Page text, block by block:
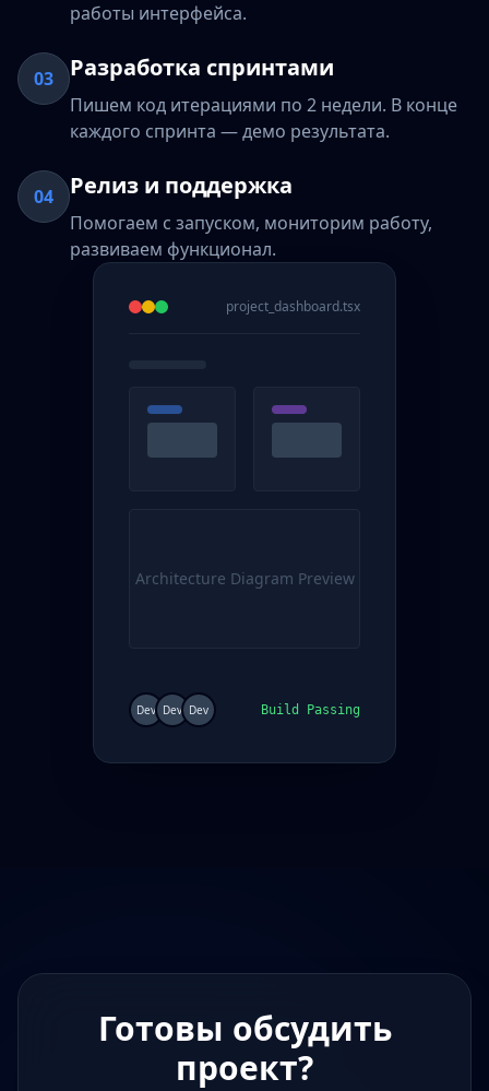
работы интерфейса.
03 Разработка спринтами
Пишем код итерациями по 2 недели. В конце
каждого спринта — демо результата.
04 Релиз и поддержка
Помогаем с запуском, мониторим работу,
развиваем функционал.
project_dashboard.tsx
Architecture Diagram Preview
Dev Dev Dev Build Passing
Готовы обсудить
проект?